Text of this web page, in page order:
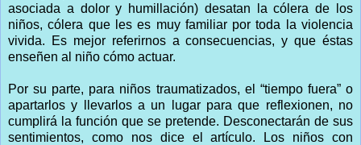
asociada a dolor y humillación) desatan la cólera de los
niños, cólera que les es muy familiar por toda la violencia
vivida. Es mejor referirnos a consecuencias, y que éstas
enseñen al niño cómo actuar.
Por su parte, para niños traumatizados, el “tiempo fuera” o
apartarlos y llevarlos a un lugar para que reflexionen, no
cumplirá la función que se pretende. Desconectarán de sus
sentimientos, como nos dice el artículo. Los niños con